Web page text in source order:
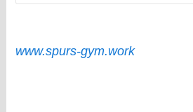
www.spurs-gym.work